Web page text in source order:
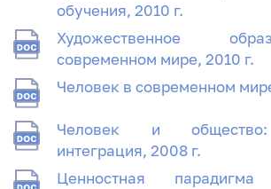
обучения, 2010 г.
Художественное
современном мире, 2010 г.
Человек в современном
Человек и общество:
интеграция, 2008 г.
Ценностная парадигма